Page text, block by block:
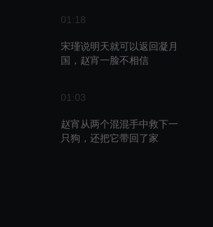
01:18
宋瑾说明天就可以返回凝月
国，赵宵一脸不相信
01:03
赵宵从两个混混手中救下一
只狗，还把它带回了家